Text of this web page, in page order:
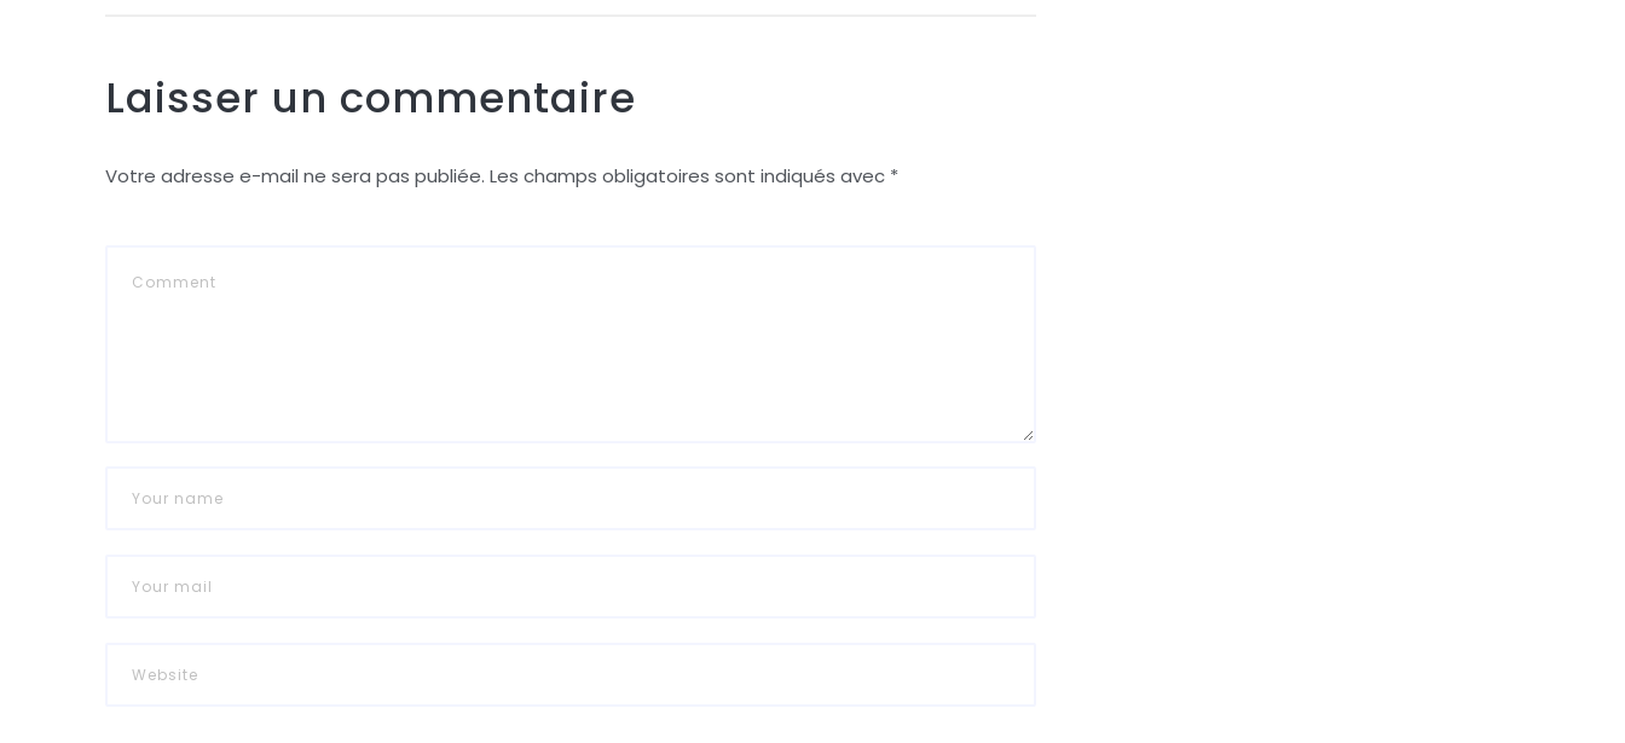
Laisser un commentaire
Votre adresse e-mail ne sera pas publiée. Les champs obligatoires sont indiqués avec *